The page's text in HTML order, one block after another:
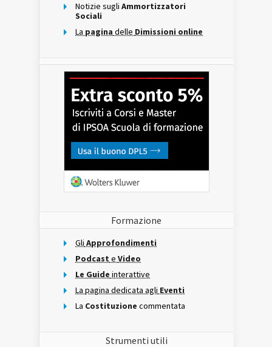
Notizie sugli Ammortizzatori
Sociali
La pagina delle Dimissioni online
Formazione
Gli Approfondimenti
Podcast e Video
Le Guide interattive
La pagina dedicata agli Eventi
La Costituzione commentata
Strumenti utili